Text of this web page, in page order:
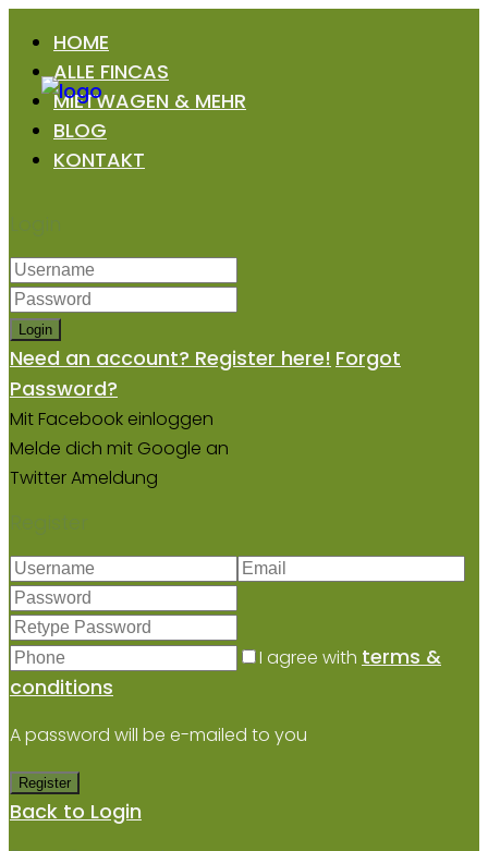
HOME
ALLE FINCAS
MIETWAGEN & MEHR
BLOG
KONTAKT
Login
Login
Need an account? Register here! Forgot
Password?
Mit Facebook einloggen
Melde dich mit Google an
Twitter Ameldung
Register
I agree with terms &
conditions
A password will be e-mailed to you
Register
Back to Login